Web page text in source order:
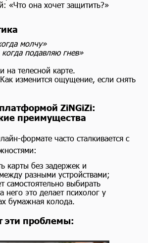
«Что она хочет защитить?»
молчу»
подавляю гнев»
на телесной карте.
изменится ощущение, если снять
ZiNGiZi:
преимущества
формате часто сталкивается с
карты без задержек и
разными устройствами;
самостоятельно выбирать
него это делает психолог у
бумажная колода.
эти проблемы: